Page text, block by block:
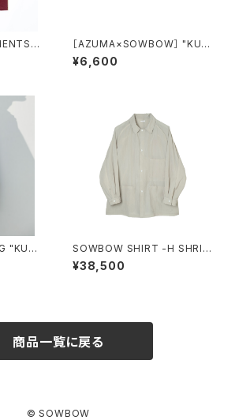
別
Tee NE
［AZUMA×SOWBOW］ "KUR
UME-KASURI" AZUMA BAG
BLUE st
¥6,600
"KURU
SOWBOW SHIRT -H SHRIN
¥38,500
商品一覧に戻る
© SOWBOW